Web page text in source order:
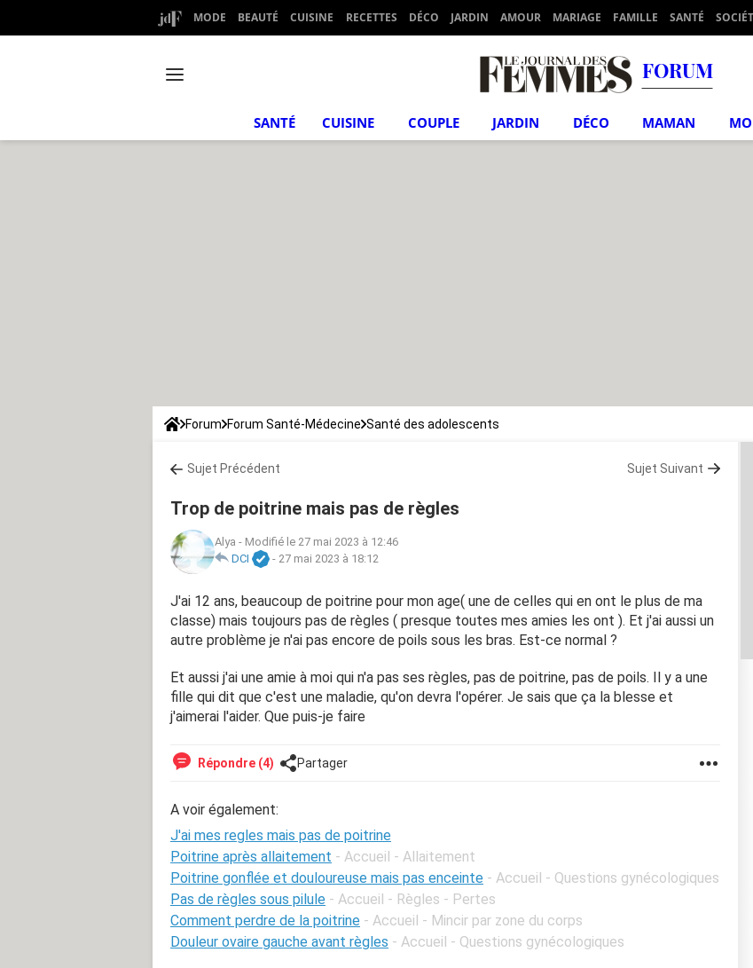
MODE BEAUTÉ CUISINE RECETTES DÉCO JARDIN AMOUR MARIAGE FAMILLE SANTÉ
FORUM
SANTÉ CUISINE COUPLE JARDIN DÉCO MAMAN
Forum Forum Santé-Médecine Santé des adolescents
Sujet Précédent Sujet Suivant
Trop de poitrine mais pas de règles
Alya - Modifié le 27 mai 2023 à 12:46
DCI
- 27 mai 2023 à 18:12
J'ai 12 ans, beaucoup de poitrine pour mon age( une de celles qui en ont le plus de ma
classe) mais toujours pas de règles ( presque toutes mes amies les ont ). Et j'ai aussi un
autre problème je n'ai pas encore de poils sous les bras. Est-ce normal ?
Et aussi j'ai une amie à moi qui n'a pas ses règles, pas de poitrine, pas de poils. Il y a une
fille qui dit que c'est une maladie, qu'on devra l'opérer. Je sais que ça la blesse et
j'aimerai l'aider. Que puis-je faire
Répondre (4) Partager
A voir également:
J'ai mes regles mais pas de poitrine
Poitrine après allaitement - Accueil - Allaitement
Poitrine gonflée et douloureuse mais pas enceinte - Accueil - Questions gynécologiques
Pas de règles sous pilule - Accueil - Règles - Pertes
Comment perdre de la poitrine - Accueil - Mincir par zone du corps
Douleur ovaire gauche avant règles - Accueil - Questions gynécologiques